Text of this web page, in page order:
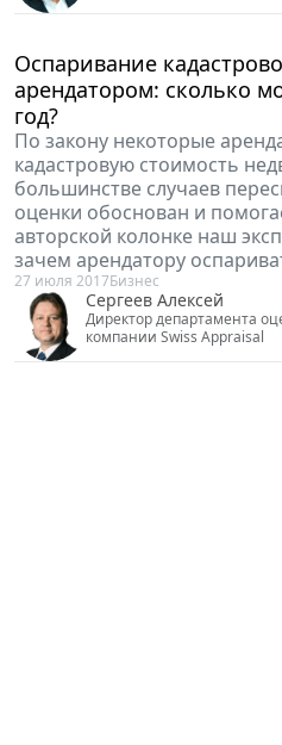
Оспаривание
арендатором: сколько
год?
По закону некоторые
кадастровую стоимость
большинстве случаев
оценки обоснован и
авторской колонке наш
зачем арендатору
27 июля 2017Бизнес
Сергеев Алексей
Директор департамента
компании Swiss Appraisal